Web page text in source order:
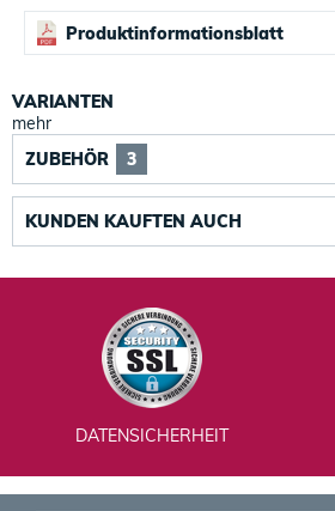
Produktinformationsblatt
VARIANTEN
mehr
ZUBEHÖR
3
KUNDEN KAUFTEN AUCH
DATENSICHERHEIT